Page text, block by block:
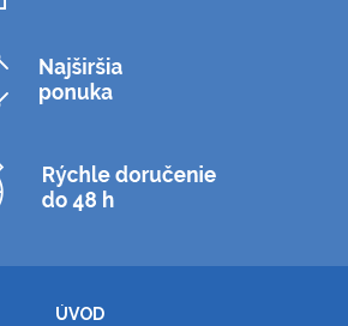
ÚVOD